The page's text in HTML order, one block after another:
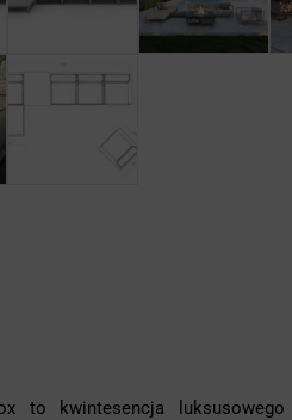
to kwintesencja